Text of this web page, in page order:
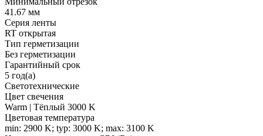
41.67 мм
Серия ленты
RT открытая
Тип герметизации
Без герметизации
Гарантийный срок
5 год(а)
Светотехнические
Цвет свечения
Warm | Тёплый 3000 K
Цветовая температура
min: 2900 K; typ: 3000 K; max: 3100 K